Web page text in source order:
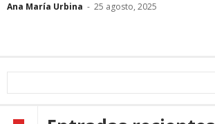
Ana María Urbina - 25 agosto, 2025